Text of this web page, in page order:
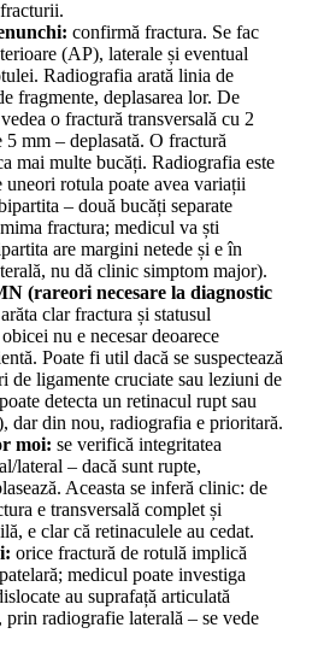
confirmă fractura. Se fac
(AP), laterale și eventual
Radiografia arată linia de
fragmente, deplasarea lor. De
o fractură transversală cu 2
5 mm – deplasată. O fractură
mai multe bucăți. Radiografia este
uneori rotula poate avea variații
– două bucăți separate
fractura; medicul va ști
are margini netede și e în
nu dă clinic simptom major).
(rareori necesare la diagnostic
clar fractura și statusul
nu e necesar deoarece
Poate fi util dacă se suspectează
de ligamente cruciate sau leziuni de
detecta un retinacul rupt sau
dar din nou, radiografia e prioritară.
moi: se verifică integritatea
lateral – dacă sunt rupte,
Aceasta se inferă clinic: de
e transversală complet și
e clar că retinaculele au cedat.
orice fractură de rotulă implică
medicul poate investiga
au suprafață articulată
radiografie laterală – se vede